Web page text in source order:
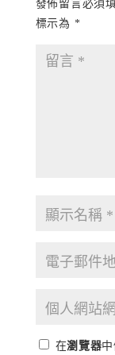
發佈留言必須
標示為 *
在瀏覽器